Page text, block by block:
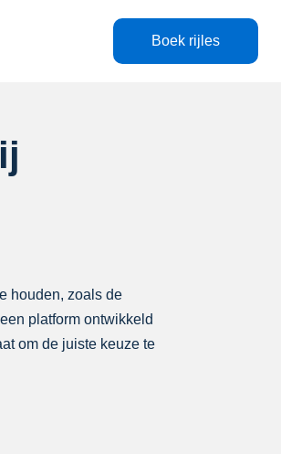
Boek rijles
houden, zoals de
platform ontwikkeld
om de juiste keuze te